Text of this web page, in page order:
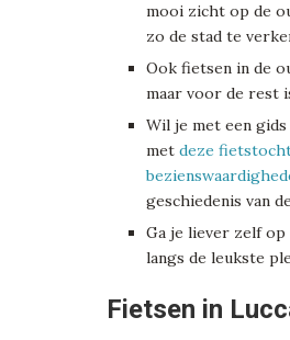
mooi zicht op de
zo de stad te
Ook fietsen in de
maar voor de rest
Wil je met een
met deze
geschiedenis van
Ga je liever zelf
langs de leukste
Fietsen in